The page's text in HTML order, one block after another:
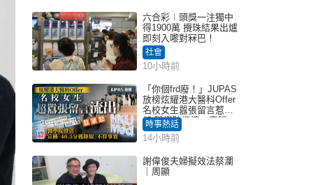
六合彩︱頭獎一注獨中
得1900萬 攪珠結果出爐
即刻入嚟對冧巴！
社會
10小時前
「你個frd廢！」JUPAS
放榜炫耀港大醫科Offer
名校女生囂張留言惹眾
怒 醫學院澄清：宣稱
「40.5分獲錄取」不符事
實｜Juicy叮
時事熱話
14小時前
謝偉俊夫婦擬效法蔡瀾
｜周顯